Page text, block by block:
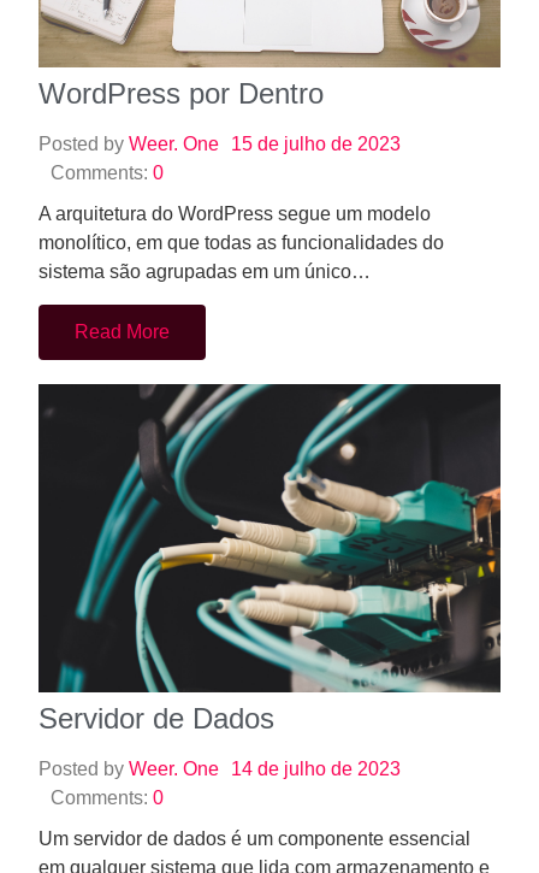
WordPress por Dentro
Posted by Weer. One
15 de julho de 2023
Comments: 0
A arquitetura do WordPress segue um modelo
monolítico, em que todas as funcionalidades do
sistema são agrupadas em um único…
Read More
Servidor de Dados
Posted by Weer. One
14 de julho de 2023
Comments: 0
Um servidor de dados é um componente essencial
em qualquer sistema que lida com armazenamento e